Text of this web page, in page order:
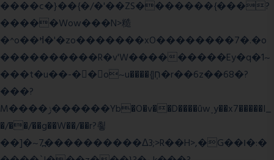
����c�}��{�/�'��ZS�������{���?
�����Wow���N>糙
�^o��ߞ�'�zo�������xO��������7�.�o
����������R�v'W���������Ey�q�1~
���t�u��-�� o~u����{|ח֧�r��6z��68�?
���?
M����ݫ������Yb�O�v��D����ûw˯y��x7�����I_
�/��/��g��W��/��r?쵷
��]�~7߽����������Δ3;>R��H>,�G��ו�:�